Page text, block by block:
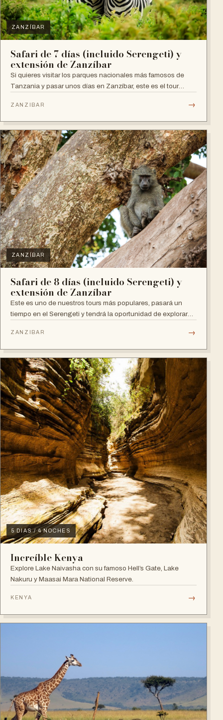
ZANZÍBAR
Safari de 7 días (incluido Serengeti) y
extensión de Zanzíbar
Si quieres visitar los parques nacionales más famosos de
Tanzania y pasar unos días en Zanzíbar, este es el tour
ZANZIBAR →
ZANZÍBAR
Safari de 8 días (incluido Serengeti) y
extensión de Zanzíbar
Este es uno de nuestros tours más populares, pasará un
tiempo en el Serengeti y tendrá la oportunidad de explorar
ZANZIBAR →
5 DIAS / 4 NOCHES
Increíble Kenya
Explore Lake Naivasha con su famoso Hell’s Gate, Lake
Nakuru y Maasai Mara National Reserve.
KENYA →